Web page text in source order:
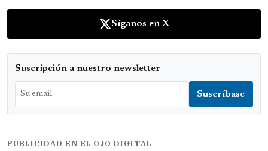
Síganos en X
Suscripción a nuestro newsletter
PUBLICIDAD EN EL OJO DIGITAL